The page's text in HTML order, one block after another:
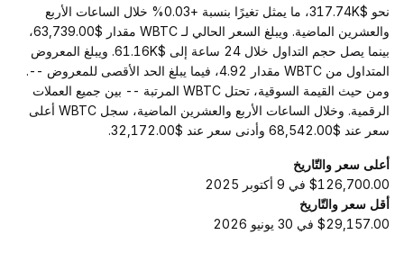
نحو $317.74K، ما يمثل تغيرًا بنسبة +0.03% خلال الساعات الأربع
والعشرين الماضية. ويبلغ السعر الحالي لـ WBTC مقدار $63,739.00،
بينما يصل حجم التداول خلال 24 ساعة إلى $61.16K. ويبلغ المعروض
المتداول من WBTC مقدار 4.92، فيما يبلغ الحد الأقصى للمعروض --.
ومن حيث القيمة السوقية، تحتل WBTC المرتبة -- بين جميع العملات
الرقمية. وخلال الساعات الأربع والعشرين الماضية، سجل WBTC أعلى
سعر عند $68,542.00 وأدنى سعر عند $32,172.00.
أعلى سعر والتّاريخ
$126,700.00 في 9 أكتوبر 2025
أقل سعر والتّاريخ
$29,157.00 في 30 يونيو 2026